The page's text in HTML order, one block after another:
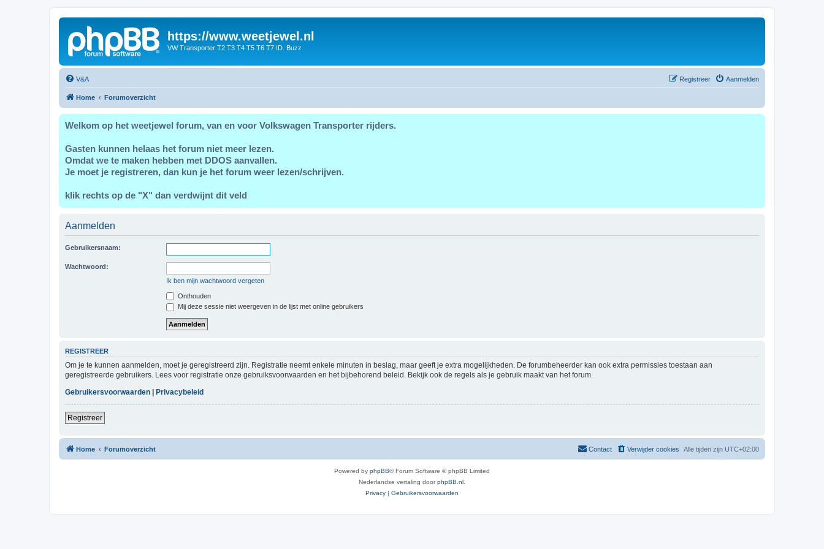
https://www.weetjewel.nl
VW Transporter T2 T3 T4 T5 T6 T7 ID. Buzz
V&A Aanmelden
Registreer
Home Forumoverzicht
Welkom op het weetjewel forum, van en voor Volkswagen Transporter rijders.
Gasten kunnen helaas het forum niet meer lezen.
Omdat we te maken hebben met DDOS aanvallen.
Je moet je registreren, dan kun je het forum weer lezen/schrijven.
klik rechts op de "X" dan verdwijnt dit veld
Aanmelden
Gebruikersnaam:
Wachtwoord:
Ik ben mijn wachtwoord vergeten
Onthouden
Mij deze sessie niet weergeven in de lijst met online gebruikers
REGISTREER
Om je te kunnen aanmelden, moet je geregistreerd zijn. Registratie neemt enkele minuten in beslag, maar geeft je extra mogelijkheden. De forumbeheerder kan ook extra permissies toestaan aan
geregistreerde gebruikers. Lees voor registratie onze gebruiksvoorwaarden en het bijbehorend beleid. Bekijk ook de regels als je gebruik maakt van het forum.
Gebruikersvoorwaarden
Privacybeleid
Registreer
Home Forumoverzicht Alle tijden zijn UTC+02:00
Verwijder cookies
Contact
Powered by phpBB® Forum Software © phpBB Limited
Nederlandse vertaling doorphpBB.nl.
Privacy | Gebruikersvoorwaarden